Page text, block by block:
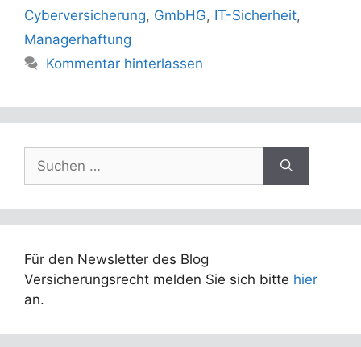
Cyberversicherung, GmbHG, IT-Sicherheit,
Managerhaftung
Kommentar hinterlassen
nach:
Für den Newsletter des Blog
Versicherungsrecht melden Sie sich bitte hier
an.